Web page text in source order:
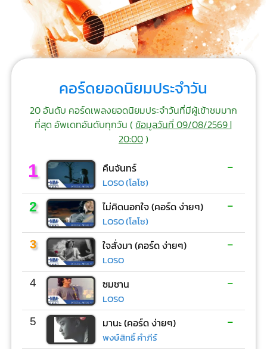
คอร์ดยอดนิยมประจำวัน
20 อันดับ คอร์ดเพลงยอดนิยมประจำวันที่มีผู้เข้าชมมาก
ที่สุด อัพเดทอันดับทุกวัน (ข้อมูลวันที่ 09/08/2569 |
20:00)
1 คืนจันทร์
LOSO (โลโซ)
-
2 ไม่คิดนอกใจ (คอร์ด ง่ายๆ)
LOSO (โลโซ)
-
3 ใจสั่งมา (คอร์ด ง่ายๆ)
LOSO
-
4 ซมซาน
LOSO
-
5 มานะ (คอร์ด ง่ายๆ)
พงษ์สิทธิ์ คำภีร์
-